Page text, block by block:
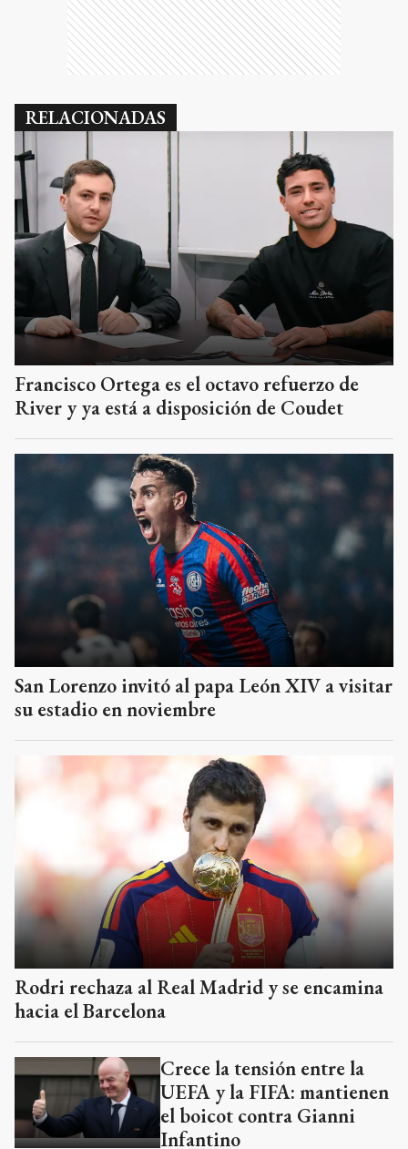
RELACIONADAS
Francisco Ortega es el octavo refuerzo de
River y ya está a disposición de Coudet
San Lorenzo invitó al papa León XIV a visitar
su estadio en noviembre
Rodri rechaza al Real Madrid y se encamina
hacia el Barcelona
Crece la tensión entre la
UEFA y la FIFA: mantienen
el boicot contra Gianni
Infantino